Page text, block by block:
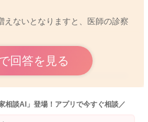
えないとなりますと、医師の診察
回答を見る
2025/10/21 16:49
相談AI」登場！アプリで今すぐ相談／